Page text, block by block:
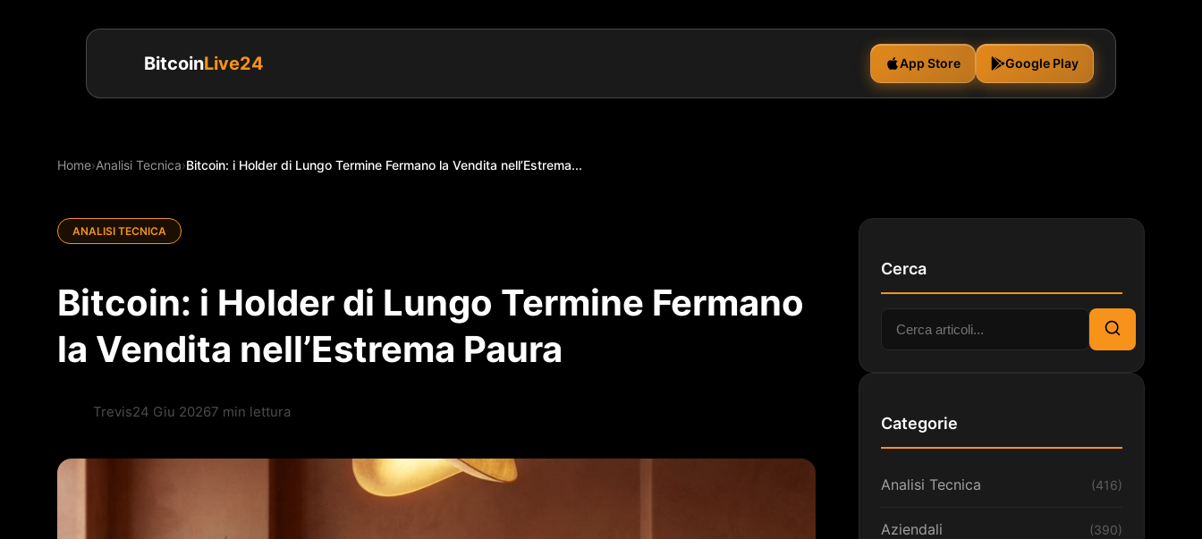
BitcoinLive24 App Store Google Play
Home›Analisi Tecnica›Bitcoin: i Holder di Lungo Termine Fermano la Vendita nell’Estrema...
ANALISI TECNICA
Bitcoin: i Holder di Lungo Termine Fermano
la Vendita nell’Estrema Paura
Trevis24 Giu 20267 min lettura
Cerca
Cerca:
Cerca
Categorie
Analisi Tecnica (416)
Aziendali (390)